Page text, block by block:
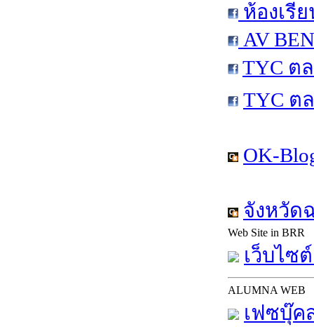
ห้องเรี
AV
TYC ต
TYC ต
OK-
จังหวัด
Web Site in BRR
เว็บไซ
ALUMNA WEB
เฟซบุ๊ค